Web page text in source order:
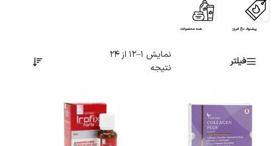
پیشنهاد داغ امروز همه محصولات
فیلتر
نمایش 1–12 از 24
نتیجه